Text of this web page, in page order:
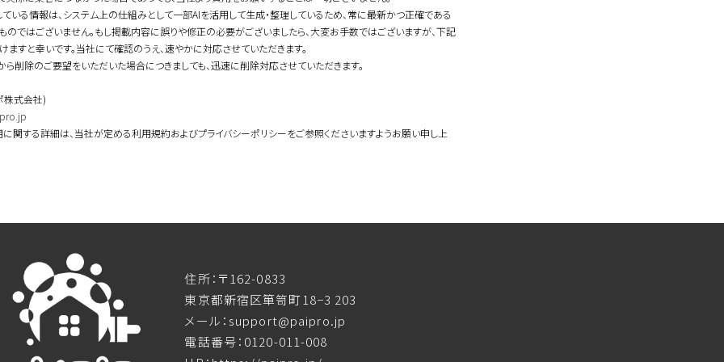
ている情報は、システム上の仕組みとして一部AIを活用して生成・整理しているため、常に最新かつ正確である
のではございません。もし掲載内容に誤りや修正の必要がございましたら、大変お手数ではございますが、下記
すと幸いです。当社にて確認のうえ、速やかに対応させていただきます。
ら削除のご要望をいただいた場合につきましても、迅速に削除対応させていただきます。
株式会社)
に関する詳細は、当社が定める利用規約およびプライバシーポリシーをご参照くださいますようお願い申し上
住所：〒162-0833
東京都新宿区箪笥町18−3 203
メール：support@paipro.jp
電話番号：0120-011-008